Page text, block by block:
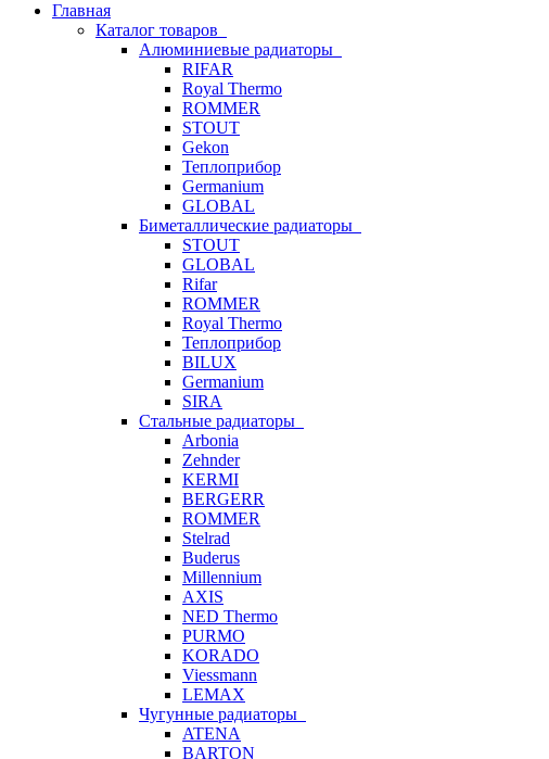
Главная
Каталог товаров
Алюминиевые радиаторы
RIFAR
Royal Thermo
ROMMER
STOUT
Gekon
Теплоприбор
Germanium
GLOBAL
Биметаллические радиаторы
STOUT
GLOBAL
Rifar
ROMMER
Royal Thermo
Теплоприбор
BILUX
Germanium
SIRA
Стальные радиаторы
Arbonia
Zehnder
KERMI
BERGERR
ROMMER
Stelrad
Buderus
Millennium
AXIS
NED Thermo
PURMO
KORADO
Viessmann
LEMAX
Чугунные радиаторы
ATENA
BARTON